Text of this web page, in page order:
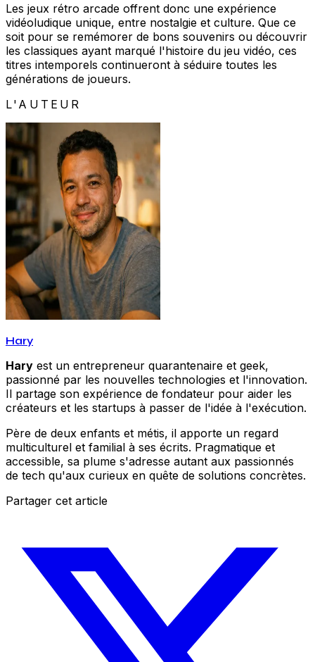
Les jeux rétro arcade offrent donc une expérience
vidéoludique unique, entre nostalgie et culture. Que ce
soit pour se remémorer de bons souvenirs ou découvrir
les classiques ayant marqué l'histoire du jeu vidéo, ces
titres intemporels continueront à séduire toutes les
générations de joueurs.
L'AUTEUR
Hary
Hary est un entrepreneur quarantenaire et geek,
passionné par les nouvelles technologies et l'innovation.
Il partage son expérience de fondateur pour aider les
créateurs et les startups à passer de l'idée à l'exécution.
Père de deux enfants et métis, il apporte un regard
multiculturel et familial à ses écrits. Pragmatique et
accessible, sa plume s'adresse autant aux passionnés
de tech qu'aux curieux en quête de solutions concrètes.
Partager cet article